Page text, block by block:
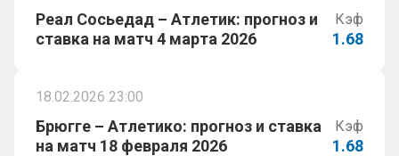
Реал Сосьедад – Атлетик: прогноз и
ставка на матч 4 марта 2026
Кэф
1.68
18.02.2026 23:00
Брюгге – Атлетико: прогноз и ставка
на матч 18 февраля 2026
Кэф
1.68